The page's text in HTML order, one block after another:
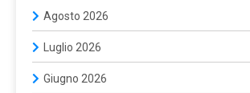
Agosto 2026
Luglio 2026
Giugno 2026